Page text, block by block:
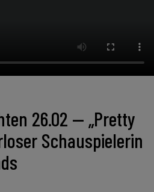
26.02 — „Pretty
Schauspielerin